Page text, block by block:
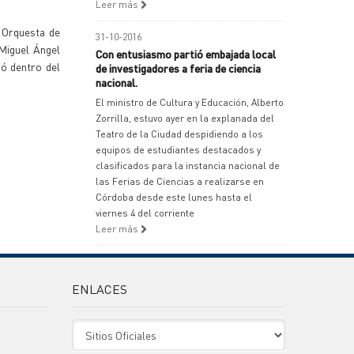
de
Ángel
dentro del
Leer más
31-10-2016
Con entusiasmo partió embajada local
de investigadores a feria de ciencia
nacional.
El ministro de Cultura y Educación, Alberto
Zorrilla, estuvo ayer en la explanada del
Teatro de la Ciudad despidiendo a los
equipos de estudiantes destacados y
clasificados para la instancia nacional de
las Ferias de Ciencias a realizarse en
Córdoba desde este lunes hasta el
viernes 4 del corriente
Leer más
ENLACES